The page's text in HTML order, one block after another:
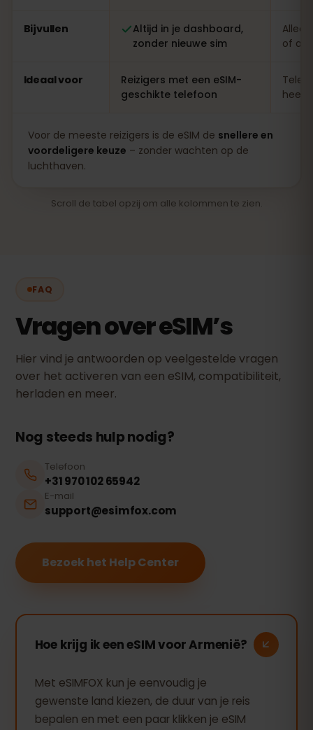
Bijvullen
Altijd in je dashboard,
zonder nieuwe sim
of
Ideaal voor
Reizigers met een eSIM-
geschikte telefoon
heel
Voor de meeste reizigers is de eSIM de snellere en
voordeligere keuze – zonder wachten op de
luchthaven.
Scroll de tabel opzij om alle kolommen te zien.
FAQ
Vragen over eSIM’s
Hier vind je antwoorden op veelgestelde vragen
over het activeren van een eSIM, compatibiliteit,
herladen en meer.
Nog steeds hulp nodig?
Telefoon
+31 970 102 65942
E-mail
support@esimfox.com
Bezoek het Help Center
Hoe krijg ik een eSIM voor Armenië?
Met eSIMFOX kun je eenvoudig je
gewenste land kiezen, de duur van je reis
bepalen en met een paar klikken je eSIM